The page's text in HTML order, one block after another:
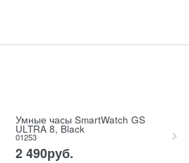
Умные часы SmartWatch GS
ULTRA 8, Black
01253
2 490руб.